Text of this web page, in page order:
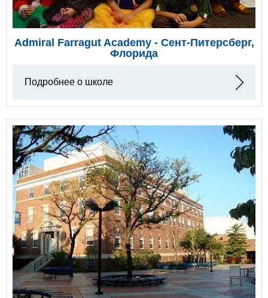
Admiral Farragut Academy - Сент-Питерсберг,
Флорида
Подробнее о школе